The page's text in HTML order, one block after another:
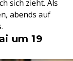
sich zieht. Als
abends auf
um 19